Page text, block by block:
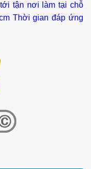
tận nơi làm tại chỗ
Thời gian đáp ứng